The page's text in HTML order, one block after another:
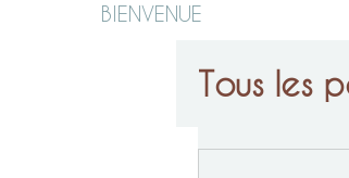
BIENVENUE
Tous les